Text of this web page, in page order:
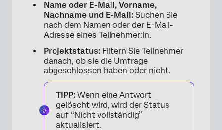
Name oder E-Mail, Vorname,
Nachname und E-Mail: Suchen Sie
nach dem Namen oder der E-Mail-
Adresse eines Teilnehmer:in.
Projektstatus: Filtern Sie Teilnehmer
danach, ob sie die Umfrage
abgeschlossen haben oder nicht.
TIPP: Wenn eine Antwort
gelöscht wird, wird der Status
auf “Nicht vollständig”
aktualisiert.